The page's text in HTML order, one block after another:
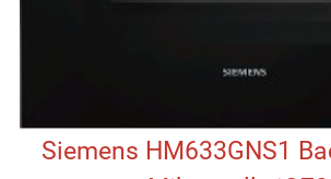
Siemens HM633GNS1